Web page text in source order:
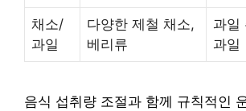
채소/
과일
다양한 제철 채소,
베리류
과일
과일
음식 섭취량 조절과 함께 규칙적인